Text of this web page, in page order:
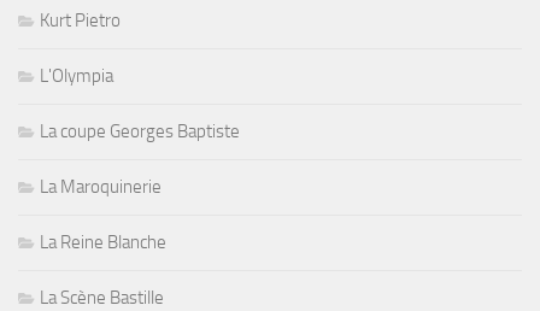
Kurt Pietro
L'Olympia
La coupe Georges Baptiste
La Maroquinerie
La Reine Blanche
La Scène Bastille